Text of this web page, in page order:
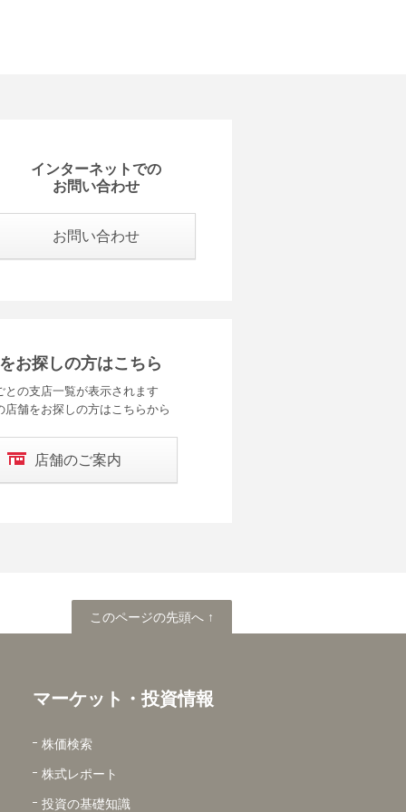
インターネットでの
お問い合わせ
お問い合わせ
お探しの方はこちら
との支店一覧が表示されます
店舗をお探しの方はこちらから
店舗のご案内
このページの先頭へ
このページの先頭へ ↑
マーケット・投資情報
株価検索
株式レポート
投資の基礎知識